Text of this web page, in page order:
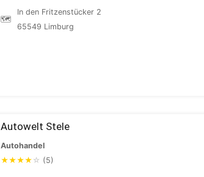
🗺
In den Fritzenstücker 2
65549 Limburg
Autowelt Stele
Autohandel
★★★★ ☆ (5)